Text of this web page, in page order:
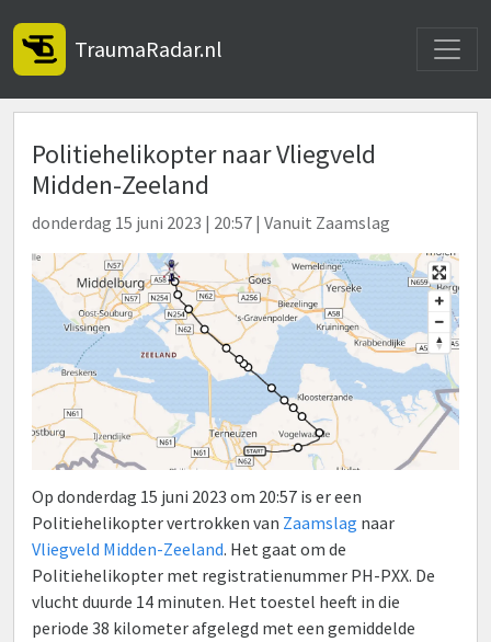
TraumaRadar.nl
Politiehelikopter naar Vliegveld
Midden-Zeeland
donderdag 15 juni 2023 | 20:57 | Vanuit Zaamslag
Op donderdag 15 juni 2023 om 20:57 is er een
Politiehelikopter vertrokken van Zaamslag naar
Vliegveld Midden-Zeeland. Het gaat om de
Politiehelikopter met registratienummer PH-PXX. De
vlucht duurde 14 minuten. Het toestel heeft in die
periode 38 kilometer afgelegd met een gemiddelde